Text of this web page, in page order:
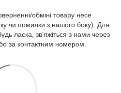
обміні товару несе
чи помилки з нашого боку). Для
ласка, зв’яжіться з нами через
за контактним номером.